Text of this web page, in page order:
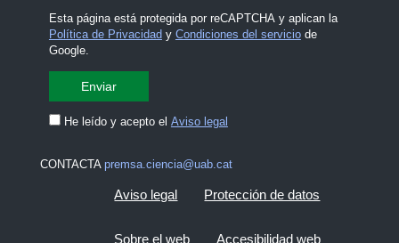
Esta página está protegida por reCAPTCHA y aplican la
Política de Privacidad y Condiciones del serviciode
Google.
He leído y acepto el Aviso legal
CONTACTA premsa.ciencia@uab.cat
Aviso legal Protección de datos
Sobre el web Accesibilidad web